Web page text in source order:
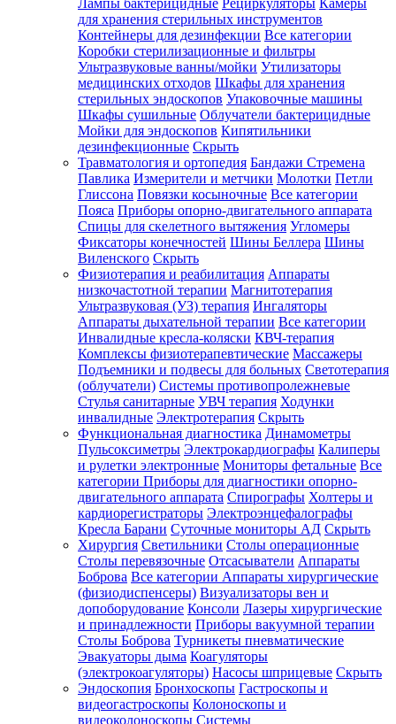
Лампы бактерицидные Рециркуляторы Камеры
для хранения стерильных инструментов
Контейнеры для дезинфекции Все категории
Коробки стерилизационные и фильтры
Ультразвуковые ванны/мойки Утилизаторы
медицинских отходов Шкафы для хранения
стерильных эндоскопов Упаковочные машины
Шкафы сушильные Облучатели бактерицидные
Мойки для эндоскопов Кипятильники
дезинфекционные Скрыть
Травматология и ортопедия Бандажи Стремена
Павлика Измерители и метчики Молотки Петли
Глиссона Повязки косыночные Все категории
Пояса Приборы опорно-двигательного аппарата
Спицы для скелетного вытяжения Угломеры
Фиксаторы конечностей Шины Беллера Шины
Виленского Скрыть
Физиотерапия и реабилитация Аппараты
низкочастотной терапии Магнитотерапия
Ультразвуковая (УЗ) терапия Ингаляторы
Аппараты дыхательной терапии Все категории
Инвалидные кресла-коляски КВЧ-терапия
Комплексы физиотерапевтические Массажеры
Подъемники и подвесы для больных Светотерапия
(облучатели) Системы противопролежневые
Стулья санитарные УВЧ терапия Ходунки
инвалидные Электротерапия Скрыть
Функциональная диагностика Динамометры
Пульсоксиметры Электрокардиографы Калиперы
и рулетки электронные Мониторы фетальные Все
категории Приборы для диагностики опорно-
двигательного аппарата Спирографы Холтеры и
кардиорегистраторы Электроэнцефалографы
Кресла Барани Суточные мониторы АД Скрыть
Хирургия Светильники Столы операционные
Столы перевязочные Отсасыватели Аппараты
Боброва Все категории Аппараты хирургические
(физиодиспенсеры) Визуализаторы вен и
допоборудование Консоли Лазеры хирургические
и принадлежности Приборы вакуумной терапии
Столы Боброва Турникеты пневматические
Эвакуаторы дыма Коагуляторы
(электрокоагуляторы) Насосы шприцевые Скрыть
Эндоскопия Бронхоскопы Гастроскопы и
видеогастроскопы Колоноскопы и
видеоколоноскопы Системы